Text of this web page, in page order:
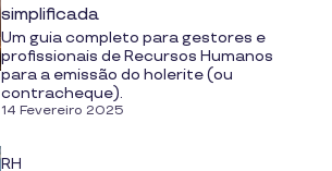
simplificada
Um guia completo para gestores e
profissionais de Recursos Humanos
para a emissão do holerite (ou
contracheque).
14 Fevereiro 2025
RH